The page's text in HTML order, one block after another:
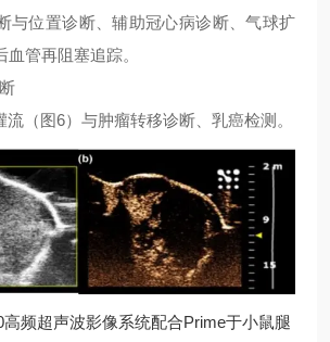
与位置诊断、辅助冠心病诊断、气球扩
管再阻塞追踪。
图6）与肿瘤转移诊断、乳癌检测。
频超声波影像系统配合Prime于小鼠腿